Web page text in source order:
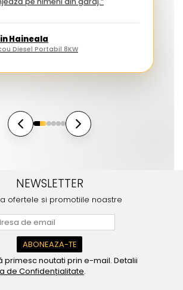
Haineala
Diesel Portabil 8KW
NEWSLETTER
ofertele si promotiile noastre
primesc noutati prin e-mail. Detalii
de Confidențialitate.